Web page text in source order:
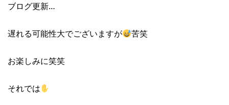
ブログ更新…
遅れる可能性大でございますが 苦笑
お楽しみに笑笑
それでは